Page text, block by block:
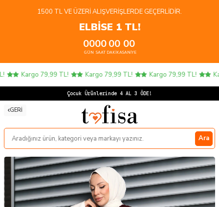
1500 TL VE ÜZERI ALIŞVERIŞLERDE GEÇERLIDIR.
ELBİSE 1 TL!
00
GÜN
00
SAAT
00
DAKIKA
00
SANIYE
Kargo 79,99 TL! Kargo 79,99 TL! Kargo 79,99 TL!
Çoc
GERI
Ara